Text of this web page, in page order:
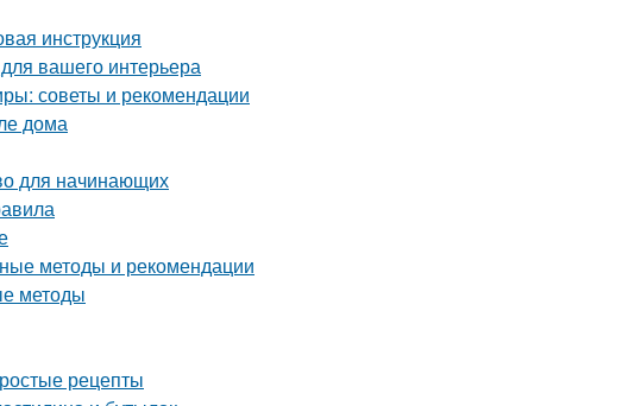
инструкция
вашего интерьера
советы и рекомендации
дома
для начинающих
методы и рекомендации
методы
рецепты